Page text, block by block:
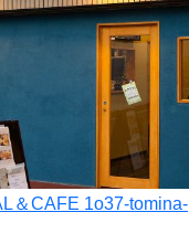
＆CAFE 1o37-tomina-